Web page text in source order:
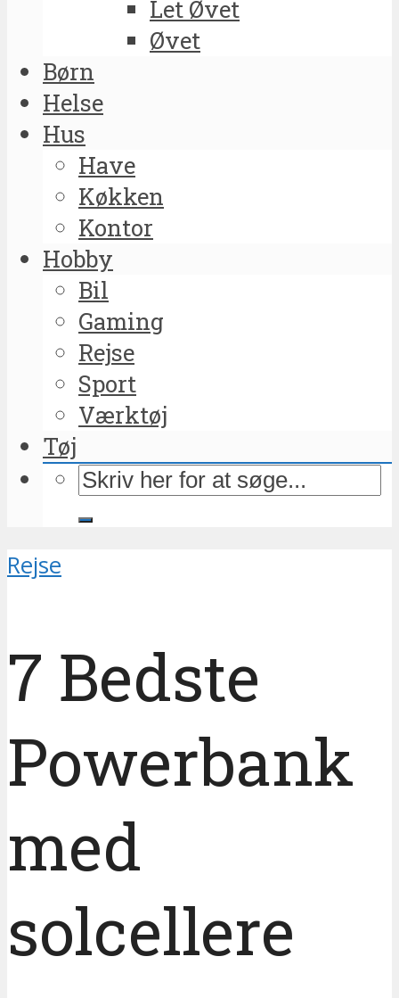
Let Øvet
Øvet
Børn
Helse
Hus
Have
Køkken
Kontor
Hobby
Bil
Gaming
Rejse
Sport
Værktøj
Tøj
Rejse
7 Bedste
Powerbank
med
solcellere